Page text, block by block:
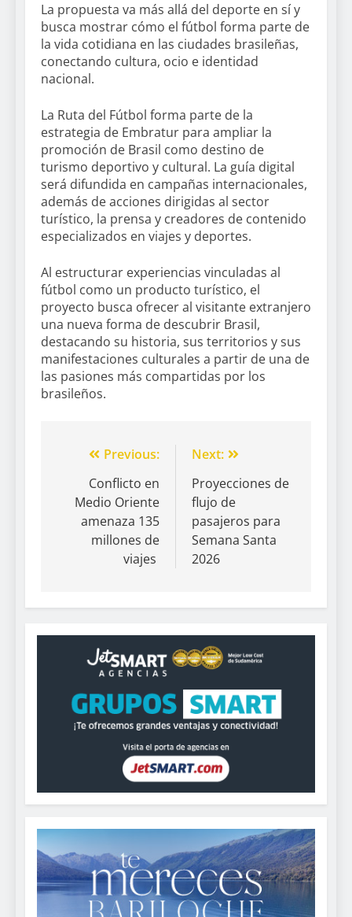
La propuesta va más allá del deporte en sí y
busca mostrar cómo el fútbol forma parte de
la vida cotidiana en las ciudades brasileñas,
conectando cultura, ocio e identidad
nacional.
La Ruta del Fútbol forma parte de la
estrategia de Embratur para ampliar la
promoción de Brasil como destino de
turismo deportivo y cultural. La guía digital
será difundida en campañas internacionales,
además de acciones dirigidas al sector
turístico, la prensa y creadores de contenido
especializados en viajes y deportes.
Al estructurar experiencias vinculadas al
fútbol como un producto turístico, el
proyecto busca ofrecer al visitante extranjero
una nueva forma de descubrir Brasil,
destacando su historia, sus territorios y sus
manifestaciones culturales a partir de una de
las pasiones más compartidas por los
brasileños.
Previous:
Conflicto en
Medio Oriente
amenaza 135
millones de
viajes
Next:
Proyecciones de
flujo de
pasajeros para
Semana Santa
2026